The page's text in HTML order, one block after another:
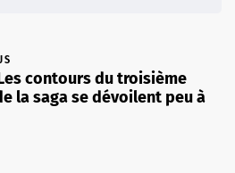
contours du troisième
la saga se dévoilent peu à